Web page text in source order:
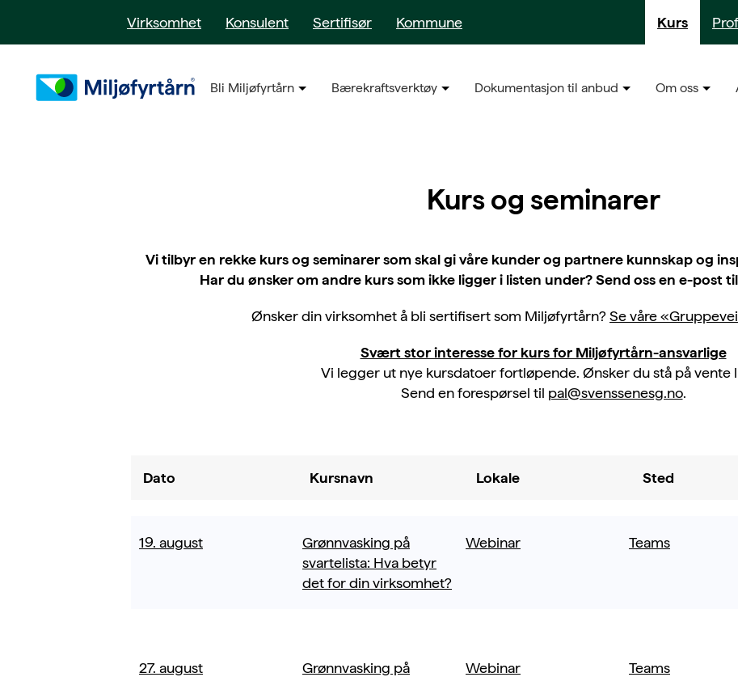
Virksomhet Konsulent Sertifisør Kommune Kurs
Bli Miljøfyrtårn Bærekraftsverktøy Dokumentasjon til anbud Om oss
Kurs og seminarer
Vi tilbyr en rekke kurs og seminarer som skal gi våre kunder og partnere kunnskap og
Har du ønsker om andre kurs som ikke ligger i listen under? Send oss en e-post til
Ønsker din virksomhet å bli sertifisert som Miljøfyrtårn?Se våre
Svært stor interesse for kurs for Miljøfyrtårn-ansvarlige
Vi legger ut nye kursdatoer fortløpende. Ønsker du stå på vente
Send en forespørsel til pal@svenssenesg.no.
Dato Kursnavn Lokale Sted
19. august
Grønnvasking på
svartelista: Hva betyr
det for din virksomhet?
Webinar Teams
27. august
Grønnvasking på
Webinar Teams